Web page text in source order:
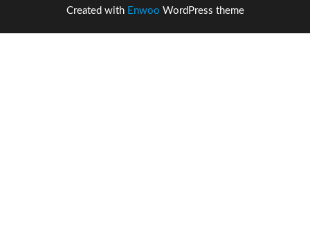
Created with Enwoo WordPress theme